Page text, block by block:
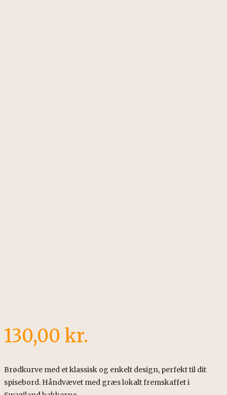
130,00 kr.
Brødkurve med et klassisk og enkelt design, perfekt til dit
spisebord. Håndvævet med græs lokalt fremskaffet i